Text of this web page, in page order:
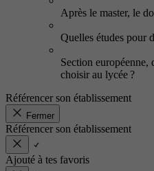
Après le master, le
Quelles études pour
Section européenne,
choisir au lycée ?
Référencer son établissement
Fermer
Référencer son établissement
Ajouté à tes favoris